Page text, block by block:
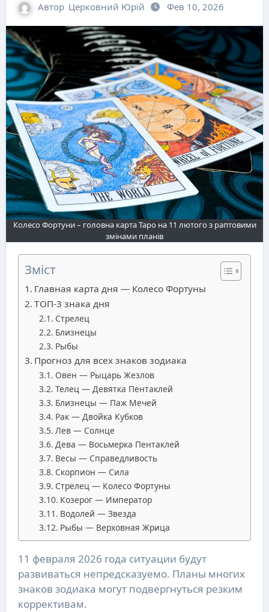
Автор Церковний Юрій Фев 10, 2026
Колесо Фортуни – головна карта Таро на 11 лютого з раптовими
змінами планів
Зміст
Главная карта дня — Колесо Фортуны
ТОП-3 знака дня
Стрелец
Близнецы
Рыбы
Прогноз для всех знаков зодиака
Овен — Рыцарь Жезлов
Телец — Девятка Пентаклей
Близнецы — Паж Мечей
Рак — Двойка Кубков
Лев — Солнце
Дева — Восьмерка Пентаклей
Весы — Справедливость
Скорпион — Сила
Стрелец — Колесо Фортуны
Козерог — Император
Водолей — Звезда
Рыбы — Верховная Жрица
11 февраля 2026 года ситуации будут
развиваться непредсказуемо. Планы многих
знаков зодиака могут подвергнуться резким
коррективам.